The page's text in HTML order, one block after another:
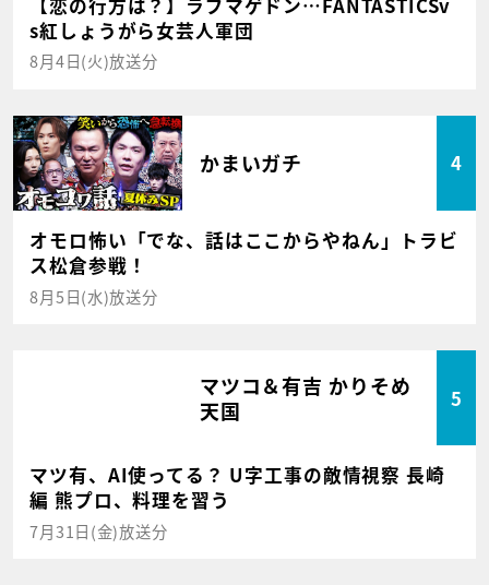
s紅しょうがら女芸人軍団
8月4日(火)放送分
かまいガチ 4
オモロ怖い「でな、話はここからやねん」トラビ
ス松倉参戦！
8月5日(水)放送分
マツコ＆有吉 かりそめ
天国
5
マツ有、AI使ってる？ U字工事の敵情視察 長崎
編 熊プロ、料理を習う
7月31日(金)放送分